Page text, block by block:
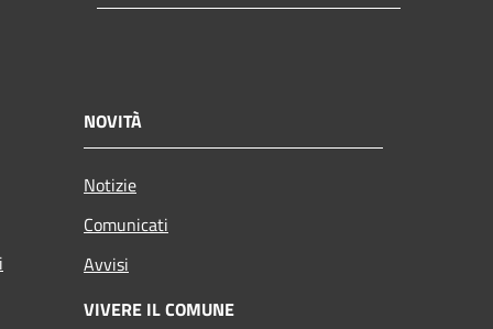
NOVITÀ
Notizie
Comunicati
Avvisi
VIVERE IL COMUNE